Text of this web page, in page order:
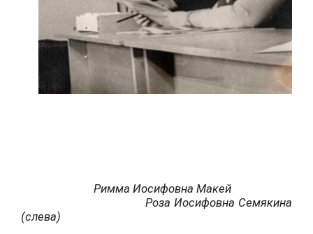
Римма Иосифовна Макей
Роза Иосифовна Семякина
(слева)